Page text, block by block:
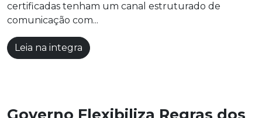
certificadas tenham um canal estruturado de
comunicação com...
Leia na integra